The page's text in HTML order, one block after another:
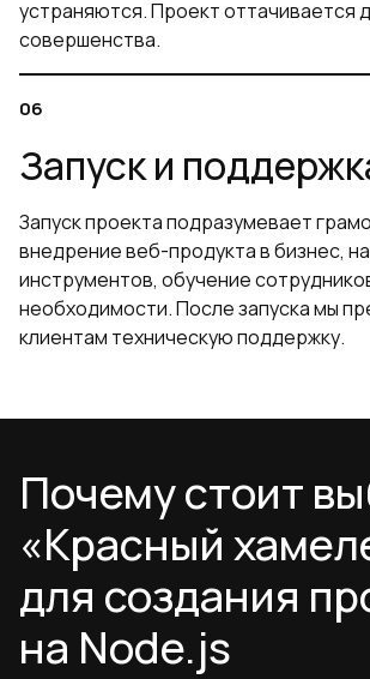
устраняются. Проект оттачивается
совершенства.
Запуск и
Запуск проекта подразумевает
внедрение веб-продукта в бизнес,
инструментов, обучение
необходимости. После запуска мы
клиентам техническую поддержку.
Почему стоит
«Красный
для создания
на Node.js